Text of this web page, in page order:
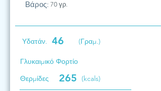
Βάρος: 70 γρ.
Υδατάν. 46 (Γραμ.)
Γλυκαιμικό Φορτίο
Θερμίδες
265 (kcals)